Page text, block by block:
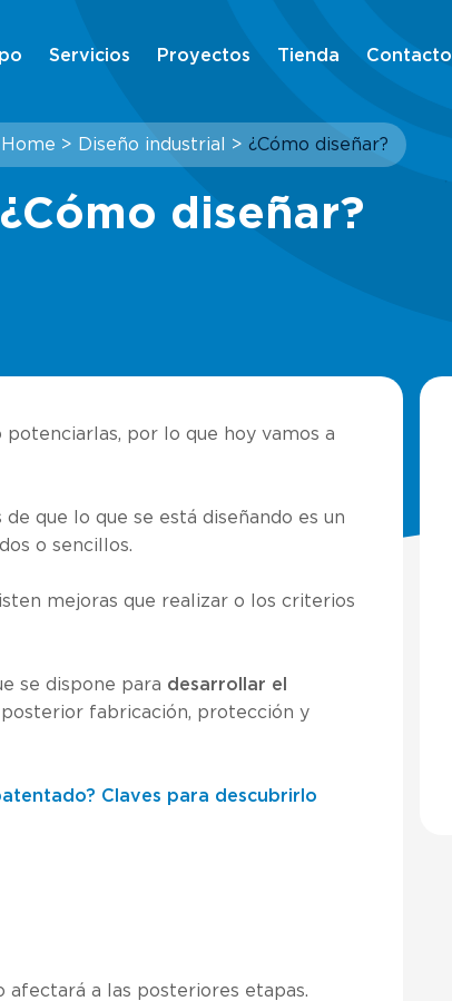
Servicios Proyectos Tienda Contacto
Home > Diseño industrial > ¿Cómo diseñar?
¿Cómo diseñar?
por lo que hoy vamos a
de que lo que se está diseñando es un
o sencillos.
mejoras que realizar o los criterios
se dispone para desarrollar el
posterior fabricación, protección y
Claves para descubrirlo
afectará a las posteriores etapas.